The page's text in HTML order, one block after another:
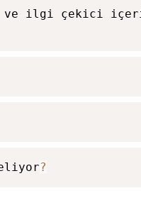
ve ilgi çekici içerik
?